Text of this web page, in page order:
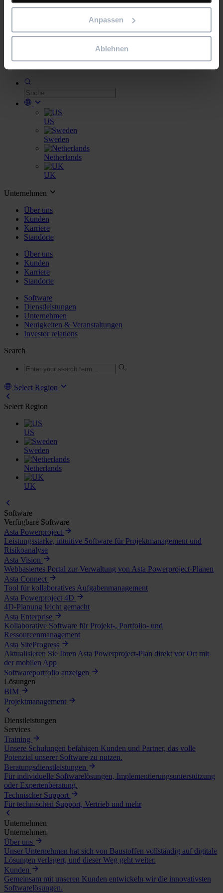
Anpassen
Ablehnen
unseres Erfolgs. Entdecken Sie unsere Stellenangebote.
Bleiben Sie auf dem Laufenden
Neuigkeiten & Veranstaltungen
US
Sweden
Netherlands
UK
Unternehmen
Über uns
Kunden
Karriere
Standorte
Über uns
Kunden
Karriere
Standorte
Software
Dienstleistungen
Unternehmen
Neuigkeiten & Veranstaltungen
Investor relations
Search
Select Region
Select Region
US
Sweden
Netherlands
UK
Software
Verfügbare Software
Asta Powerproject
Leistungsstarke, intuitive Software für Projektmanagement und
Risikoanalyse
Asta Vision
Webbasiertes Portal zur Verwaltung von Asta Powerproject-Plänen
Asta Connect
Tool für kollaboratives Aufgabenmanagement
Asta Powerproject 4D
4D-Planung leicht gemacht
Asta Enterprise
Kollaborative Software für Projekt-, Portfolio- und
Ressourcenmanagement
Asta SiteProgress
Aktualisieren Sie Ihren Asta Powerproject-Plan direkt vor Ort mit
der mobilen App
Softwareportfolio anzeigen
Lösungen
BIM
Projektmanagement
Dienstleistungen
Services
Training
Unsere Schulungen befähigen Kunden und Partner, das volle
Potenzial unserer Software zu nutzen.
Beratungsdienstleistungen
Für individuelle Softwarelösungen, Implementierungsunterstützung
oder Expertenberatung.
Technischer Support
Für technischen Support, Vertrieb und mehr
Unternehmen
Unternehmen
Über uns
Unser Unternehmen hat sich von Baustoffen vollständig auf digitale
Lösungen verlagert, und dieser Weg geht weiter.
Kunden
Gemeinsam mit unseren Kunden entwickeln wir die innovativsten
Softwarelösungen.